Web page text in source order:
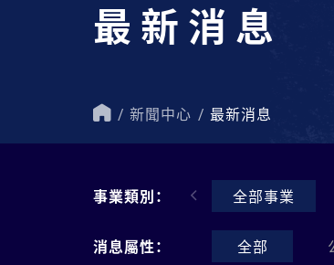
遠東集團持續走在創新、
遠東集團
域涵蓋十
最新消息
新聞中心 最新消息
事業類別： 全部事業
消息屬性： 全部